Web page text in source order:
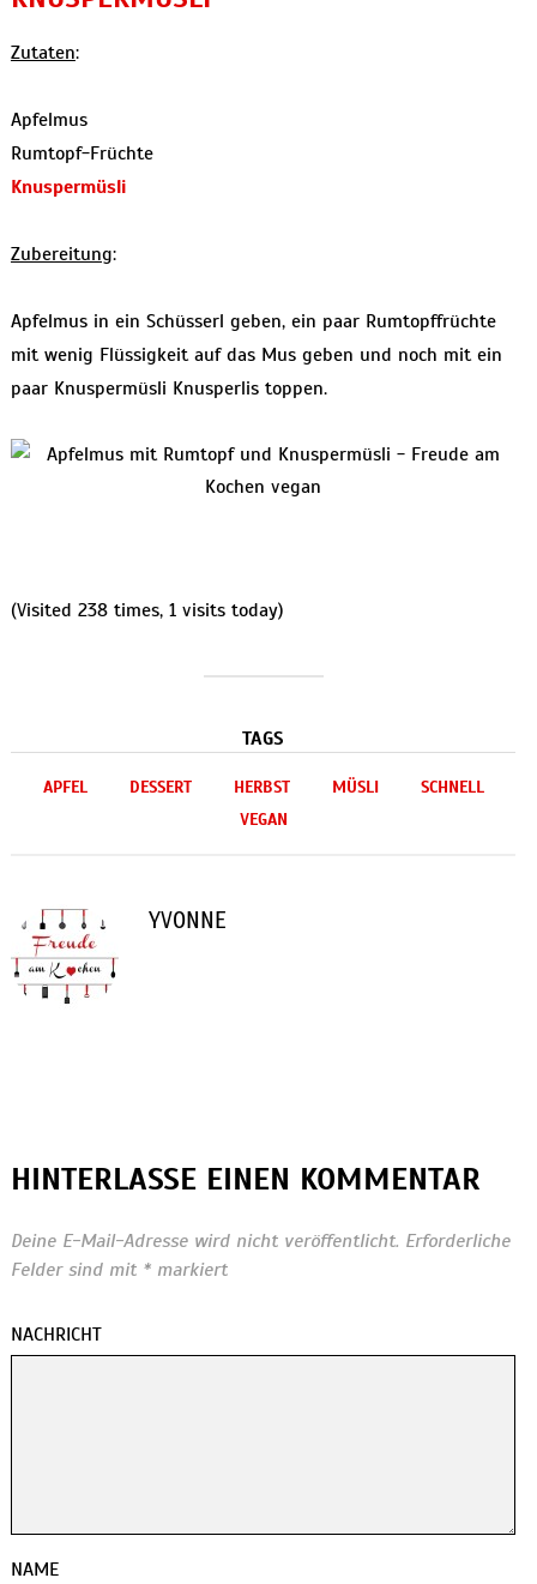
Zutaten:
Apfelmus
Rumtopf-Früchte
Knuspermüsli
Zubereitung:
Apfelmus in ein Schüsserl geben, ein paar Rumtopffrüchte
mit wenig Flüssigkeit auf das Mus geben und noch mit ein
paar Knuspermüsli Knusperlis toppen.
(Visited 238 times, 1 visits today)
TAGS
APFEL DESSERT HERBST MÜSLI
SCHNELL
VEGAN
YVONNE
HINTERLASSE EINEN KOMMENTAR
Deine E-Mail-Adresse wird nicht veröffentlicht. Erforderliche
Felder sind mit *markiert
NACHRICHT
NAME